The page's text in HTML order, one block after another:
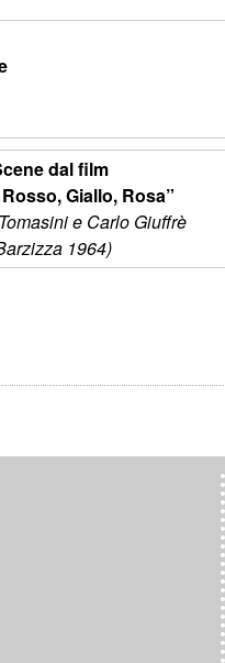
dal film
Giallo, Rosa”
e Carlo Giuffrè
1964)